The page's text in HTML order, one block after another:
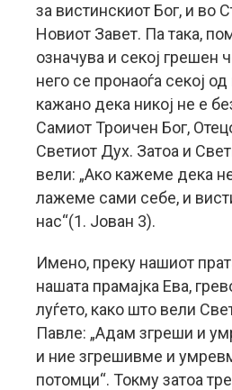
за вистинскиот Бог, и во
Новиот Завет. Па така,
означува и секој грешен
него се пронаоѓа секој
кажано дека никој не е
Самиот Троичен Бог,
Светиот Дух. Затоа и
вели: „Ако кажеме дека
лажеме сами себе, и
нас“(1. Јован 3).
Имено, преку нашиот
нашата прамајка Ева,
луѓето, како што вели
Павле: „Адам згреши и
и ние згрешивме и
потомци“. Токму затоа